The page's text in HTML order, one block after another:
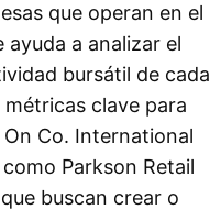
que operan en el
a analizar el
bursátil de cada
clave para
Co. International
Parkson Retail
buscan crear o